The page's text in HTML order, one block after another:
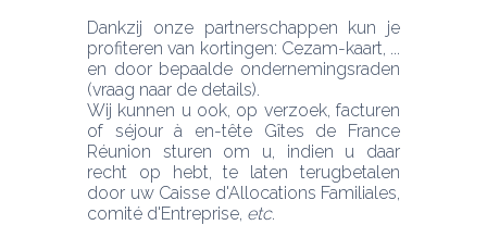
Dankzij onze partnerschappen kun je
profiteren van kortingen: Cezam-kaart, ...
en door bepaalde ondernemingsraden
(vraag naar de details).
Wij kunnen u ook, op verzoek, facturen
of séjour à en-tête Gîtes de France
Réunion sturen om u, indien u daar
recht op hebt, te laten terugbetalen
door uw Caisse d'Allocations Familiales,
comité d'Entreprise, etc.